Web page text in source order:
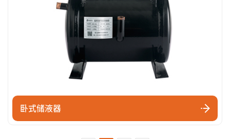
卧式储液器